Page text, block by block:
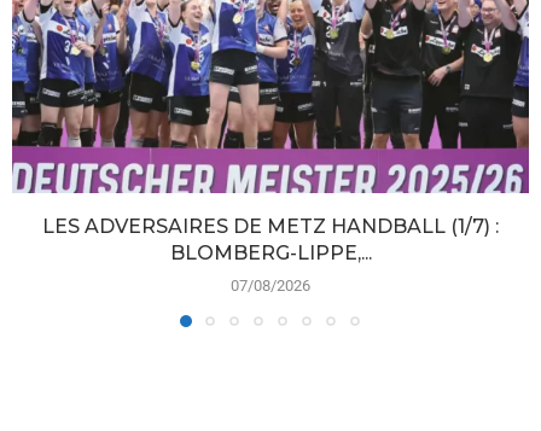
LES ADVERSAIRES DE METZ HANDBALL (1/7) :
BLOMBERG-LIPPE,...
07/08/2026